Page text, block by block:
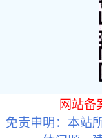
网站备
免责申明：本站